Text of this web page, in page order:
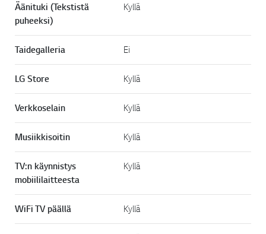
Äänituki (Tekstistä
puheeksi)
Kyllä
Taidegalleria Ei
LG Store Kyllä
Verkkoselain Kyllä
Musiikkisoitin Kyllä
TV:n käynnistys
mobiililaitteesta
Kyllä
WiFi TV päällä Kyllä